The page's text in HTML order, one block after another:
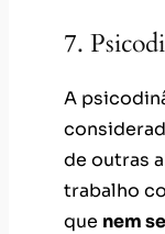
7.
A
de outras
trabalho
que nem